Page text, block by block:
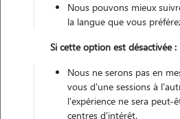
Motivation
adorant depuis toujours les animaux et
serais disponible pour eux durant votre
Nous pouvons mieux
la langue que vous
Si cette option est désactivée :
Nous ne serons pas en
vous d'une sessions à
l'expérience ne sera peut-
centres d'intérêt.